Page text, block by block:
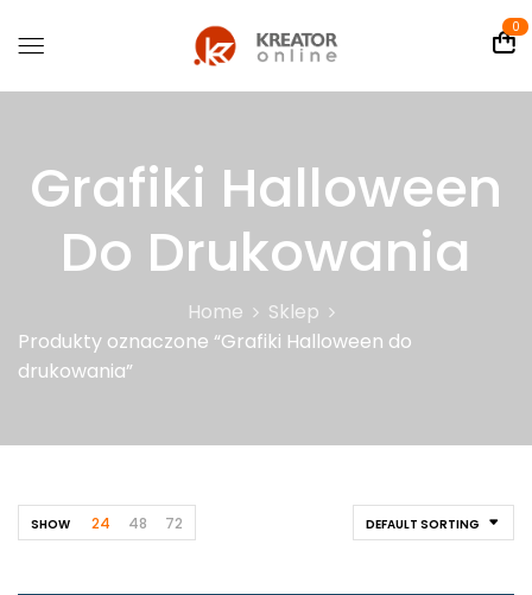
0
Grafiki Halloween
Do Drukowania
Home
Sklep
Produkty oznaczone “Grafiki Halloween do
drukowania”
DEFAULT SORTING
SHOW 24 48 72